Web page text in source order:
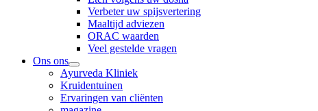
Verbeter uw spijsvertering
Maaltijd adviezen
ORAC waarden
Veel gestelde vragen
Ons ons
Ayurveda Kliniek
Kruidentuinen
Ervaringen van cliënten